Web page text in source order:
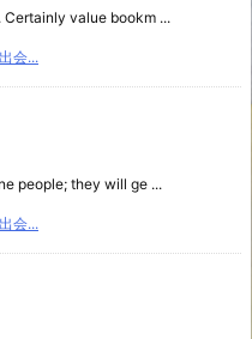
value bookm ...
会...
people; they will ge ...
会...